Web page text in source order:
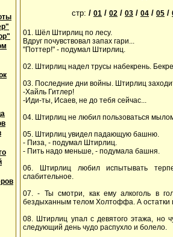
стр: / 01 / 02 / 03 / 04 / 05 /
01. Шёл Штирлиц по лесу.
Вдруг почувствовал запах гари...
"Поттер!" - подумал Штирлиц.
02. Штирлиц надел трусы набекрень.
03. Последние дни войны. Штирлиц
-Хайль Гитлер!
-Иди-ты, Исаев, не до тебя сейчас...
04. Штирлиц не любил пользоваться
05. Штирлиц увидел падающую башню.
- Пиза, - подумал Штирлиц.
- Пить надо меньше, - подумала башня.
06. Штирлиц любил испытывать
слабительное.
07. - Ты смотри, как ему алкоголь в
бездыханным телом Холтоффа. А остатки
08. Штирлиц упал с девятого этажа, но
следующий день чудо распухло и болело.